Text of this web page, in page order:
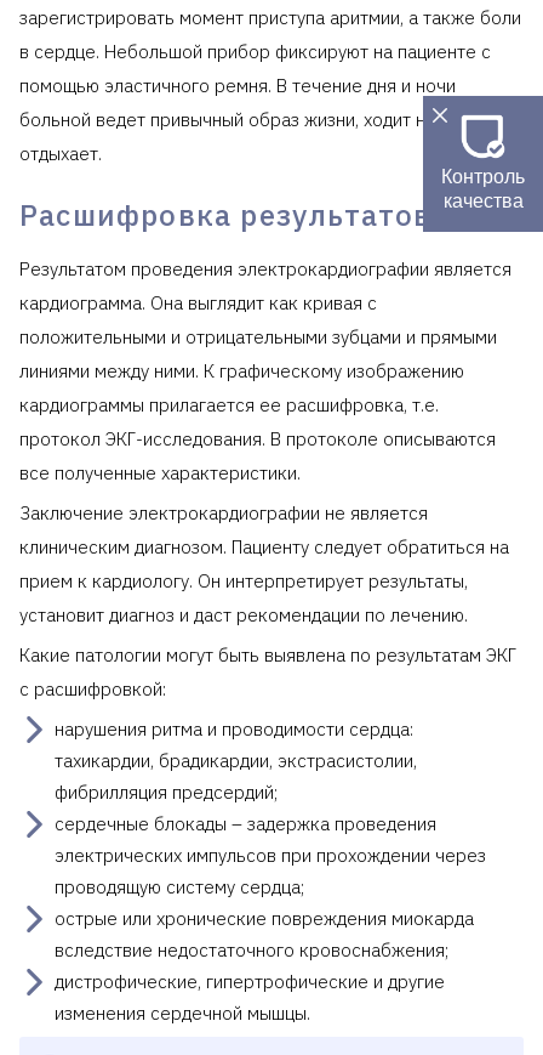
зарегистрировать момент приступа аритмии, а также боли
в сердце. Небольшой прибор фиксируют на пациенте с
помощью эластичного ремня. В течение дня и ночи
больной ведет привычный образ жизни, ходит на работу,
отдыхает.
Расшифровка результатов ЭКГ
Результатом проведения электрокардиографии является
кардиограмма. Она выглядит как кривая с
положительными и отрицательными зубцами и прямыми
линиями между ними. К графическому изображению
кардиограммы прилагается ее расшифровка, т.е.
протокол ЭКГ-исследования. В протоколе описываются
все полученные характеристики.
Заключение электрокардиографии не является
клиническим диагнозом. Пациенту следует обратиться на
прием к кардиологу. Он интерпретирует результаты,
установит диагноз и даст рекомендации по лечению.
Какие патологии могут быть выявлена по результатам ЭКГ
с расшифровкой:
нарушения ритма и проводимости сердца:
тахикардии, брадикардии, экстрасистолии,
фибрилляция предсердий;
сердечные блокады – задержка проведения
электрических импульсов при прохождении через
проводящую систему сердца;
острые или хронические повреждения миокарда
вследствие недостаточного кровоснабжения;
дистрофические, гипертрофические и другие
изменения сердечной мышцы.
Контроль
качества